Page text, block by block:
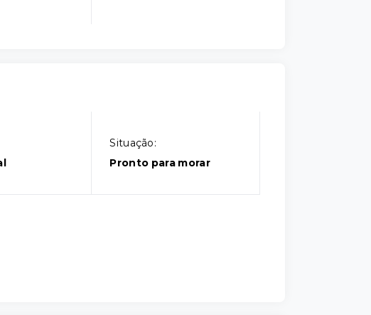
Situação:
Pronto para morar